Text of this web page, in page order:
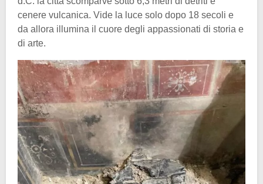
cenere vulcanica. Vide la luce solo dopo 18 secoli e
da allora illumina il cuore degli appassionati di storia e
di arte.